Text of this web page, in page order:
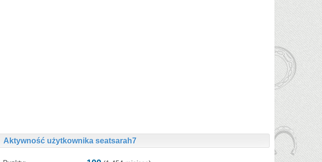
Aktywność użytkownika seatsarah7